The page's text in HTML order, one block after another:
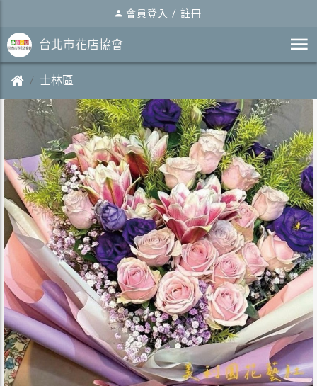
會員登入 / 註冊
台北市花店協會
士林區